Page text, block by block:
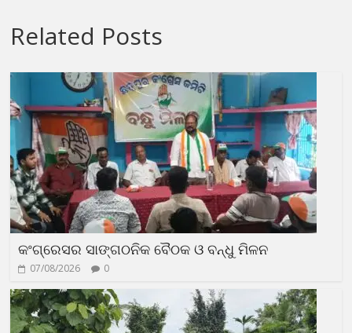
Related Posts
କଂଗ୍ରେସର ସାଙ୍ଗଠନିକ ବୈଠକ ଓ ବନ୍ଧୁ ମିଳନ
07/08/2026 0